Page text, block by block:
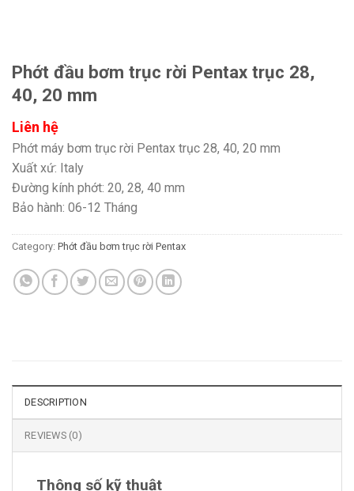
Phớt đầu bơm trục rời Pentax trục 28,
40, 20 mm
Liên hệ
Phớt máy bơm trục rời Pentax trục 28, 40, 20 mm
Xuất xứ: Italy
Đường kính phớt: 20, 28, 40 mm
Bảo hành: 06-12 Tháng
Category: Phớt đầu bơm trục rời Pentax
DESCRIPTION
REVIEWS (0)
Thông số kỹ thuật